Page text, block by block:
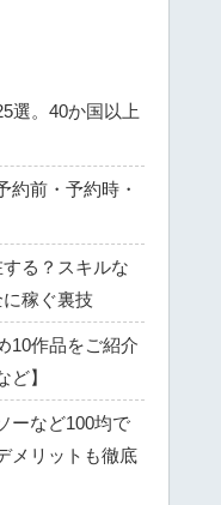
選。40か国以上
約前・予約時・
る？スキルな
稼ぐ裏技
10作品をご紹介
ど】
ーなど100均で
メリットも徹底